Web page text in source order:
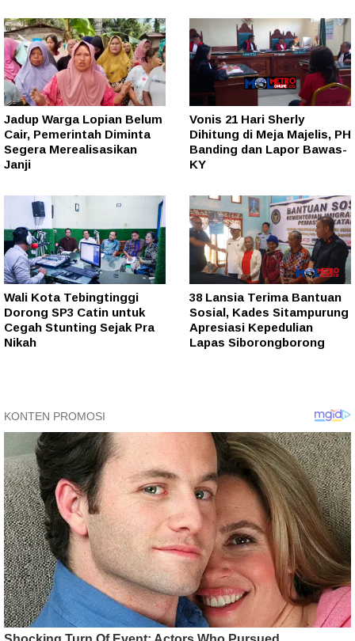
Jadup Warga Lopian Belum
Cair, Pemerintah Diminta
Segera Merealisasikan
Janji
Vonis 21 Hari Sherly
Dihitung di Meja Majelis, PH
Banding dan Lapor Bawas-
KY
Wali Kota Tebingtinggi
Dorong SP3 Catin untuk
Cegah Stunting Sejak Pra
Nikah
38 Lansia Terima Bantuan
Sosial, Kades Sitampurung
Apresiasi Kepedulian
Lapas Siborongborong